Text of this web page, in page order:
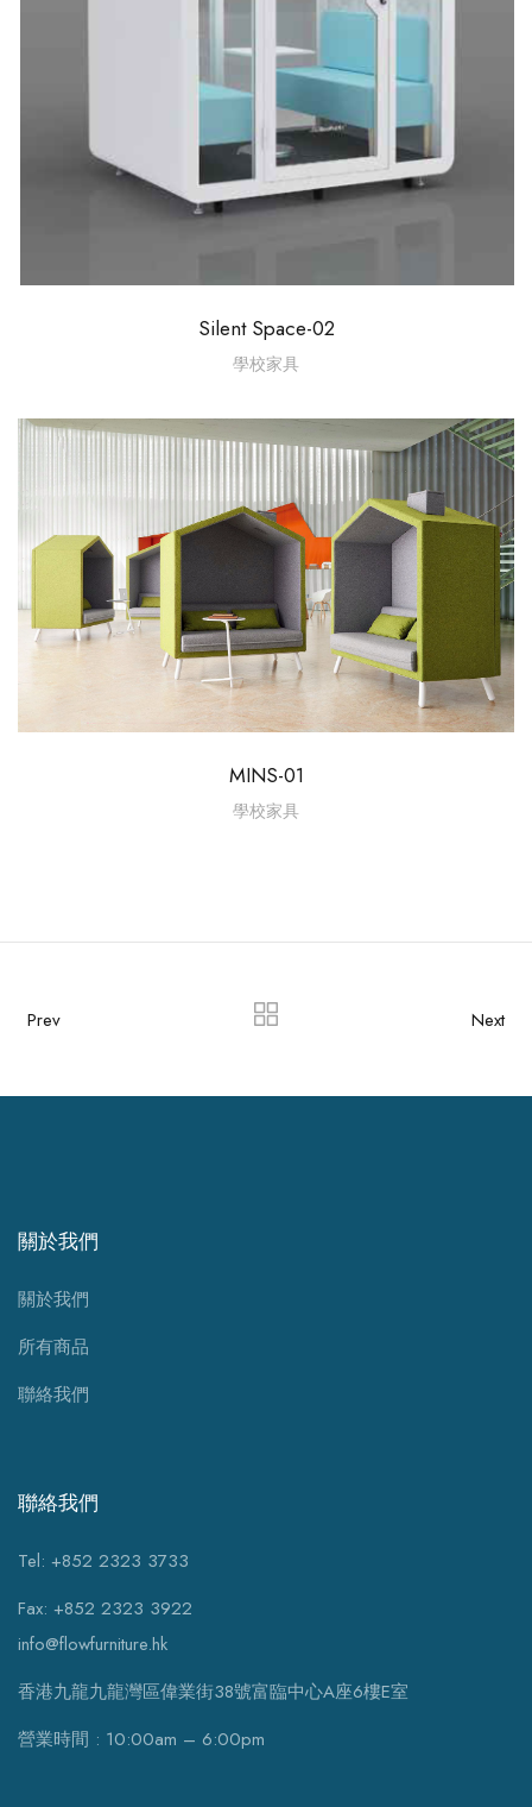
Silent Space-02
學校家具
MINS-01
學校家具
Prev Next
關於我們
關於我們
所有商品
聯絡我們
聯絡我們
Tel: +852 2323 3733
Fax: +852 2323 3922
info@flowfurniture.hk
香港九龍九龍灣區偉業街38號富臨中心A座6樓E室
營業時間 : 10:00am – 6:00pm